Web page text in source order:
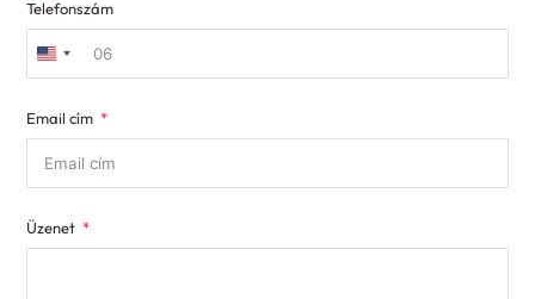
Telefonszám
United
+1
Email cím
Üzenet